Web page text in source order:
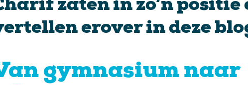
zaten in zo’n positie
erover in deze
gymnasium naar